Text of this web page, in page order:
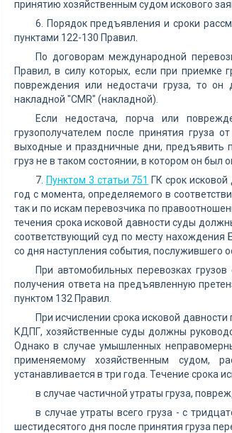
принятию хозяйственным судом искового
6. Порядок предъявления и сроки
пунктами 122-130 Правил.
По договорам международной
Правил, в силу которых, если при приемке
повреждения или недостачи груза, то он
накладной "СМR" (накладной).
Если недостача, порча или
грузополучателем после принятия груза
выходные и праздничные дни, предъявить
груз не в таком состоянии, в котором он был
7. Пунктом 3 статьи 751 ГК срок
год с момента, определяемого в
так и по искам перевозчика по
течения срока исковой давности суды
соответствующий суд по месту нахождения
со дня наступления события, послужившего
При автомобильных перевозках
получения ответа на предъявленную
пунктом 132 Правил.
При исчислении срока исковой
КДПГ, хозяйственные суды должны
Однако в случае умышленных
применяемому хозяйственным судом,
устанавливается в три года. Течение срока
в случае частичной утраты груза,
в случае утраты всего груза - с
шестидесятого дня после принятия груза